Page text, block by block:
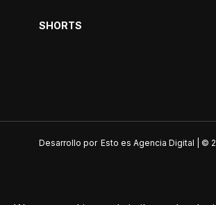
SHORTS
Desarrollo por Esto es Agencia Digital | ©